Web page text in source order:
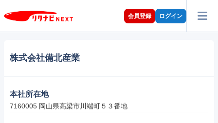
会員登録 ログイン
株式会社備北産業
本社所在地
7160005 岡山県高梁市川端町５３番地